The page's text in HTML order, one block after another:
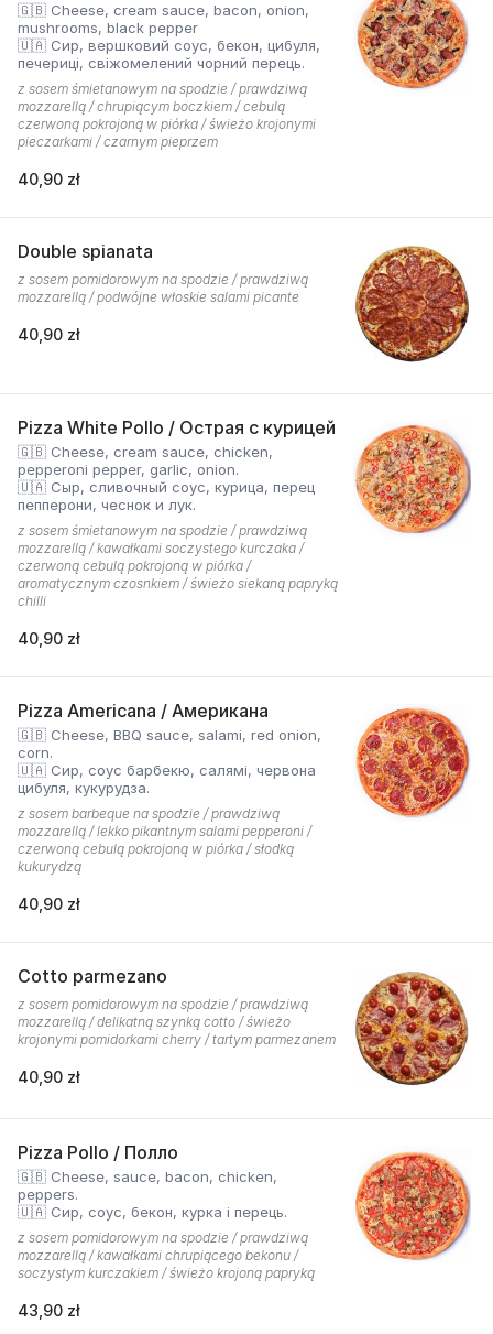
🇬🇧 Cheese, cream sauce, bacon, onion,
mushrooms, black pepper
🇺🇦 Сир, вершковий соус, бекон, цибуля,
печериці, свіжомелений чорний перець.
z sosem śmietanowym na spodzie / prawdziwą
mozzarellą / chrupiącym boczkiem / cebulą
czerwoną pokrojoną w piórka / świeżo krojonymi
pieczarkami / czarnym pieprzem
40,90 zł
Double spianata
z sosem pomidorowym na spodzie / prawdziwą
mozzarellą / podwójne włoskie salami picante
40,90 zł
Pizza White Pollo / Острая с курицей
🇬🇧 Cheese, cream sauce, chicken,
pepperoni pepper, garlic, onion.
🇺🇦 Сыр, сливочный соус, курица, перец
пепперони, чеснок и лук.
z sosem śmietanowym na spodzie / prawdziwą
mozzarellą / kawałkami soczystego kurczaka /
czerwoną cebulą pokrojoną w piórka /
aromatycznym czosnkiem / świeżo siekaną papryką
chilli
40,90 zł
Pizza Americana / Американа
🇬🇧 Cheese, BBQ sauce, salami, red onion,
corn.
🇺🇦 Сир, соус барбекю, салямі, червона
цибуля, кукурудза.
z sosem barbeque na spodzie / prawdziwą
mozzarellą / lekko pikantnym salami pepperoni /
czerwoną cebulą pokrojoną w piórka / słodką
kukurydzą
40,90 zł
Cotto parmezano
z sosem pomidorowym na spodzie / prawdziwą
mozzarellą / delikatną szynką cotto / świeżo
krojonymi pomidorkami cherry / tartym parmezanem
40,90 zł
Pizza Pollo / Полло
🇬🇧 Cheese, sauce, bacon, chicken,
peppers.
🇺🇦 Сир, соус, бекон, курка і перець.
z sosem pomidorowym na spodzie / prawdziwą
mozzarellą / kawałkami chrupiącego bekonu /
soczystym kurczakiem / świeżo krojoną papryką
43,90 zł